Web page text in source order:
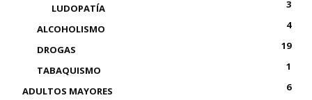
LUDOPATÍA
3
ALCOHOLISMO
4
DROGAS
19
TABAQUISMO
1
ADULTOS MAYORES
6